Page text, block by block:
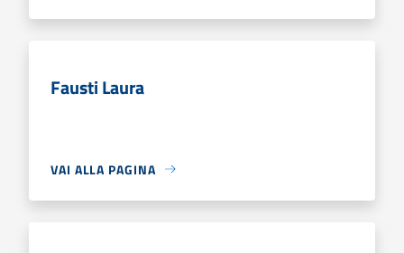
Fausti Laura
VAI ALLA PAGINA